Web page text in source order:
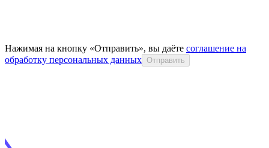
Нажимая на кнопку «Отправить», вы даёте соглашение на
обработку персональных данных Отправить